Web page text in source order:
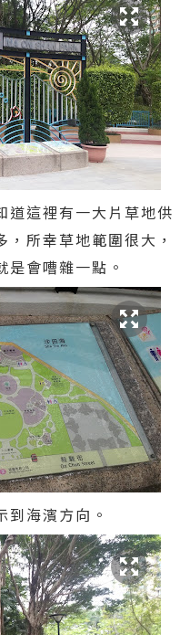
道這裡有一大片草地供
所幸草地範圍很大，
會嘈雜一點。
海濱方向。